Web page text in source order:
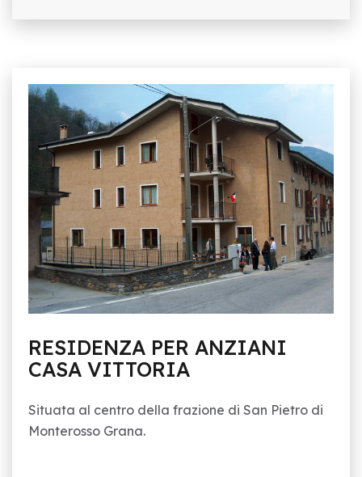
RESIDENZA PER ANZIANI
CASA VITTORIA
Situata al centro della frazione di San Pietro di
Monterosso Grana.